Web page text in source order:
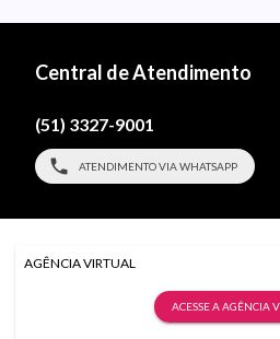
Central de Atendimento
(51) 3327-9001
ATENDIMENTO VIA WHATSAPP
AGÊNCIA VIRTUAL
ACESSE A AGÊNCIA